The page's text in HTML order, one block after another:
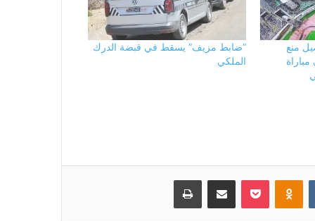
منع
“ضابط مزيف” يسقط في قبضة الدرك
الملكي
Odnoklassniki
بوكيت مشاركة عبر البريد طباعة